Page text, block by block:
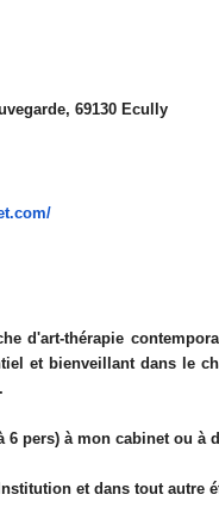
69130 Ecully
d'art-thérapie
et bienveillant dans le
pers) à mon cabinet ou à
et dans tout autre